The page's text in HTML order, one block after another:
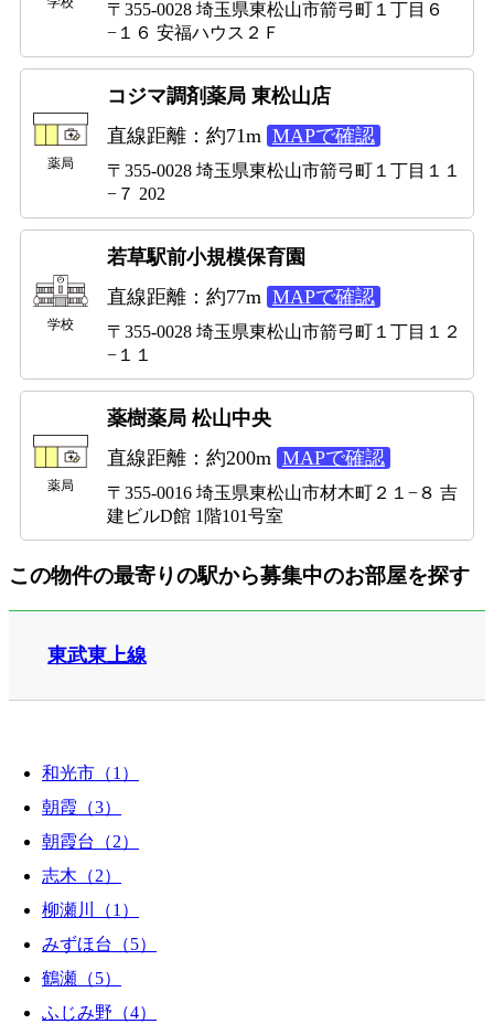
〒355-0028 埼玉県東松山市箭弓町１丁目６
−１６ 安福ハウス２Ｆ
薬局
コジマ調剤薬局 東松山店
直線距離：約71m MAPで確認
〒355-0028 埼玉県東松山市箭弓町１丁目１１
−７ 202
学校
若草駅前小規模保育園
直線距離：約77m MAPで確認
〒355-0028 埼玉県東松山市箭弓町１丁目１２
−１１
薬局
薬樹薬局 松山中央
直線距離：約200m MAPで確認
〒355-0016 埼玉県東松山市材木町２１−８ 吉
建ビルD館 1階101号室
この物件の最寄りの駅から募集中のお部屋を探す
東武東上線
和光市（1）
朝霞（3）
朝霞台（2）
志木（2）
柳瀬川（1）
みずほ台（5）
鶴瀬（5）
ふじみ野（4）